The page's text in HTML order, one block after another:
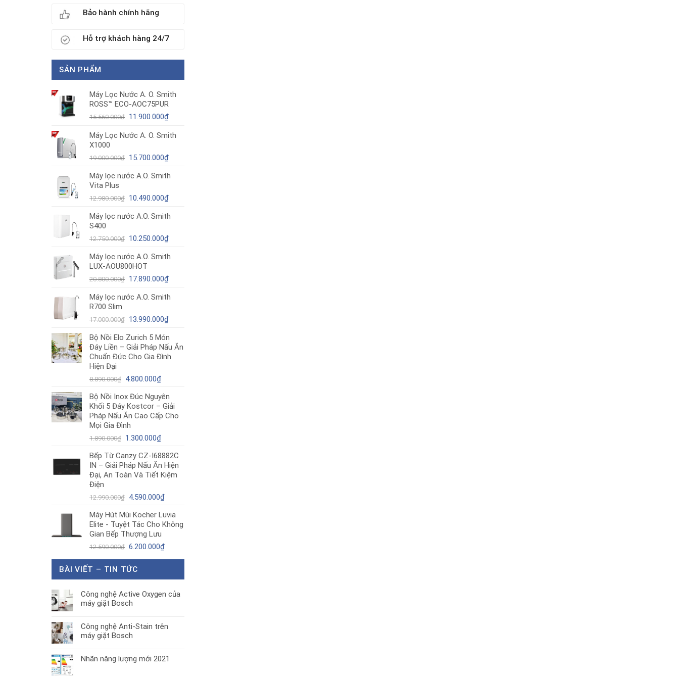
Bảo hành chính hãng
Hỗ trợ khách hàng 24/7
SẢN PHẨM
Máy Lọc Nước A. O. Smith
ROSS™ ECO-AOC75PUR
15.560.000₫ Giá
là:
11.900.000₫Giá
tại
11.900.000₫.
Máy Lọc Nước A. O. Smith
X1000
19.000.000₫ Giá
là:
15.700.000₫Giá
tại
15.700.000₫.
Máy lọc nước A.O. Smith
Vita Plus
12.980.000₫ Giá
là:
10.490.000₫Giá
tại
10.490.000₫.
Máy lọc nước A.O. Smith
S400
12.750.000₫ Giá
là:
12.750.000₫.
10.250.000₫Giá
tại
10.250.000₫.
Máy lọc nước A.O. Smith
LUX-AOU800HOT
20.800.000₫ Giá
là:
17.890.000₫Giá
tại
17.890.000₫.
Máy lọc nước A.O. Smith
R700 Slim
17.000.000₫ Giá
là:
17.000.000₫.
13.990.000₫Giá
tại
là:
13.990.000₫.
Bộ Nồi Elo Zurich 5 Món
Đáy Liền – Giải Pháp Nấu Ăn
Chuẩn Đức Cho Gia Đình
Hiện Đại
8.890.000₫ Giá
là:
8.890.000₫.
4.800.000₫Giá
tại
là:
4.800.000₫.
Bộ Nồi Inox Đúc Nguyên
Khối 5 Đáy Kostcor – Giải
Pháp Nấu Ăn Cao Cấp Cho
Mọi Gia Đình
1.890.000₫ Giá
là:
1.890.000₫.
1.300.000₫Giá
tại
là:
1.300.000₫.
Bếp Từ Canzy CZ-I68882C
IN – Giải Pháp Nấu Ăn Hiện
Đại, An Toàn Và Tiết Kiệm
Điện
12.990.000₫ Giá
là:
12.990.000₫.
4.590.000₫Giá
tại
là:
Máy Hút Mùi Kocher Luvia
Elite - Tuyệt Tác Cho Không
Gian Bếp Thượng Lưu
12.590.000₫ Giá
là:
6.200.000₫Giá
BÀI VIẾT – TIN TỨC
Công nghệ Active Oxygen của
máy giặt Bosch
Công nghệ Anti-Stain trên
máy giặt Bosch
Nhãn năng lượng mới 2021